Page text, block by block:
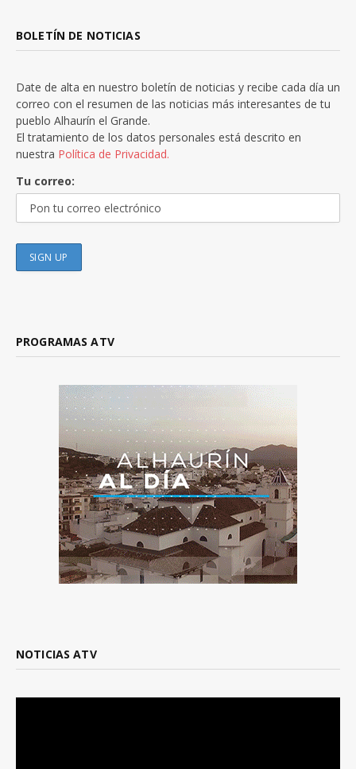
BOLETÍN DE NOTICIAS
Date de alta en nuestro boletín de noticias y recibe cada día un
correo con el resumen de las noticias más interesantes de tu
pueblo Alhaurín el Grande.
El tratamiento de los datos personales está descrito en
nuestra Política de Privacidad.
Tu correo:
PROGRAMAS ATV
NOTICIAS ATV